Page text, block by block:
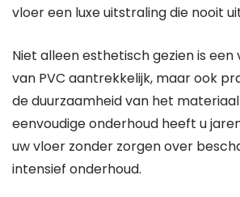
vloer een luxe uitstraling die nooit
Niet alleen esthetisch gezien is
van PVC aantrekkelijk, maar ook
de duurzaamheid van het
eenvoudige onderhoud heeft u
uw vloer zonder zorgen over
intensief onderhoud.